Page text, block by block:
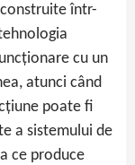
într-
cu un
atunci când
poate fi
a sistemului de
ce produce